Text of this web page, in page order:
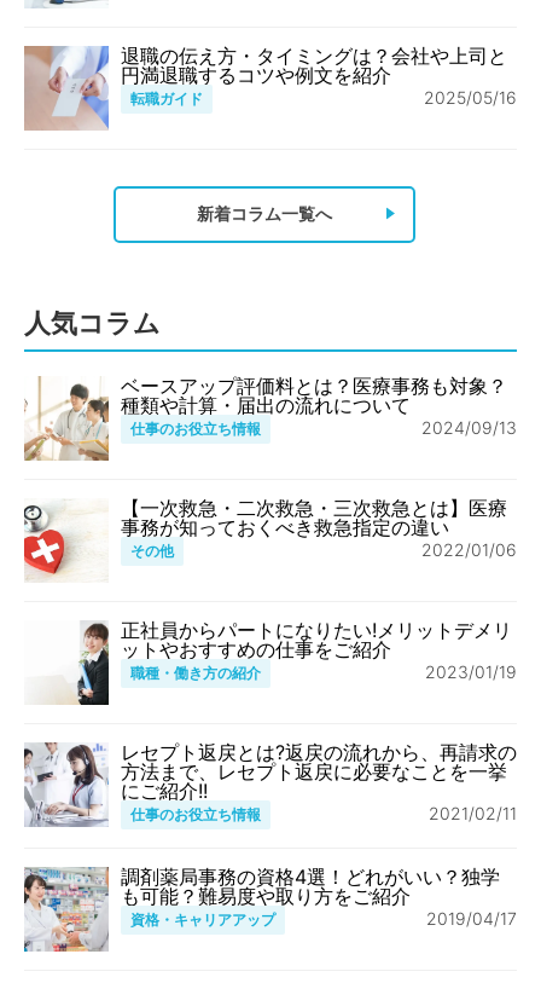
退職の伝え方・タイミングは？会社や上司と
円満退職するコツや例文を紹介
転職ガイド 2025/05/16
新着コラム一覧へ
人気コラム
ベースアップ評価料とは？医療事務も対象？
種類や計算・届出の流れについて
仕事のお役立ち情報 2024/09/13
【一次救急・二次救急・三次救急とは】医療
事務が知っておくべき救急指定の違い
その他 2022/01/06
正社員からパートになりたい!メリットデメリ
ットやおすすめの仕事をご紹介
職種・働き方の紹介 2023/01/19
レセプト返戻とは?返戻の流れから、再請求の
方法まで、レセプト返戻に必要なことを一挙
にご紹介!!
仕事のお役立ち情報 2021/02/11
調剤薬局事務の資格4選！どれがいい？独学
も可能？難易度や取り方をご紹介
資格・キャリアアップ 2019/04/17